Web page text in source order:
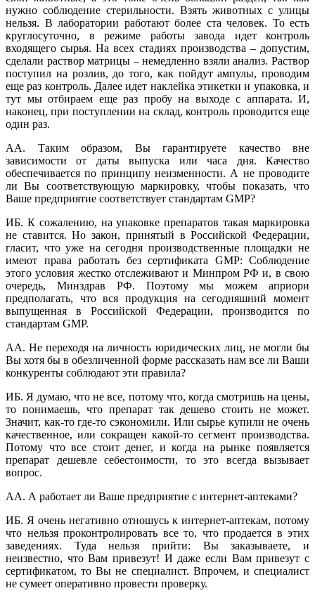
нужно соблюдение стерильности. Взять животных с улицы
нельзя. В лаборатории работают более ста человек. То есть
круглосуточно, в режиме работы завода идет контроль
входящего сырья. На всех стадиях производства – допустим,
сделали раствор матрицы – немедленно взяли анализ. Раствор
поступил на розлив, до того, как пойдут ампулы, проводим
еще раз контроль. Далее идет наклейка этикетки и упаковка, и
тут мы отбираем еще раз пробу на выходе с аппарата. И,
наконец, при поступлении на склад, контроль проводится еще
один раз.
АА. Таким образом, Вы гарантируете качество вне
зависимости от даты выпуска или часа дня. Качество
обеспечивается по принципу неизменности. А не проводите
ли Вы соответствующую маркировку, чтобы показать, что
Ваше предприятие соответствует стандартам GMP?
ИБ. К сожалению, на упаковке препаратов такая маркировка
не ставится. Но закон, принятый в Российской Федерации,
гласит, что уже на сегодня производственные площадки не
имеют права работать без сертификата GMP: Соблюдение
этого условия жестко отслеживают и Минпром РФ и, в свою
очередь, Минздрав РФ. Поэтому мы можем априори
предполагать, что вся продукция на сегодняшний момент
выпущенная в Российской Федерации, производится по
стандартам GMP.
АА. Не переходя на личность юридических лиц, не могли бы
Вы хотя бы в обезличенной форме рассказать нам все ли Ваши
конкуренты соблюдают эти правила?
ИБ. Я думаю, что не все, потому что, когда смотришь на цены,
то понимаешь, что препарат так дешево стоить не может.
Значит, как-то где-то сэкономили. Или сырье купили не очень
качественное, или сокращен какой-то сегмент производства.
Потому что все стоит денег, и когда на рынке появляется
препарат дешевле себестоимости, то это всегда вызывает
вопрос.
АА. А работает ли Ваше предприятие с интернет-аптеками?
ИБ. Я очень негативно отношусь к интернет-аптекам, потому
что нельзя проконтролировать все то, что продается в этих
заведениях. Туда нельзя прийти: Вы заказываете, и
неизвестно, что Вам привезут! И даже если Вам привезут с
сертификатом, то Вы не специалист. Впрочем, и специалист
не сумеет оперативно провести проверку.